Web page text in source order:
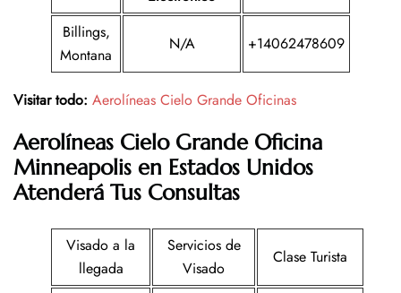
Billings,
Montana
N/A +14062478609
Visitar todo: Aerolíneas Cielo Grande Oficinas
Aerolíneas Cielo Grande Oficina
Minneapolis en Estados Unidos
Atenderá Tus Consultas
Visado a la
llegada
Servicios de
Visado
Clase Turista